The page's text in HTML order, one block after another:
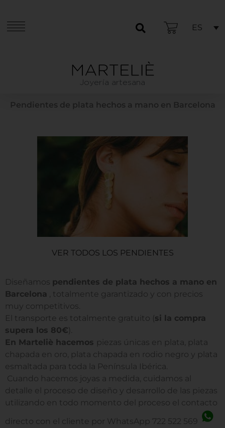
ES
Joyería artesana
Pendientes de plata hechos a mano en Barcelona
VER TODOS LOS PENDIENTES
Diseñamos pendientes de plata hechos a mano en
Barcelona , totalmente garantizado y con precios
muy competitivos.
El transporte es totalmente gratuito (si la compra
supera los 80€).
En Marteliè hacemos piezas únicas en plata, plata
chapada en oro, plata chapada en rodio negro y plata
esmaltada para toda la Península Ibérica.
Cuando hacemos joyas a medida, cuidamos al
detalle el proceso de diseño y desarrollo de las piezas
utilizando en todo momento del proceso el contacto
directo con el cliente por WhatsApp 722 522 569